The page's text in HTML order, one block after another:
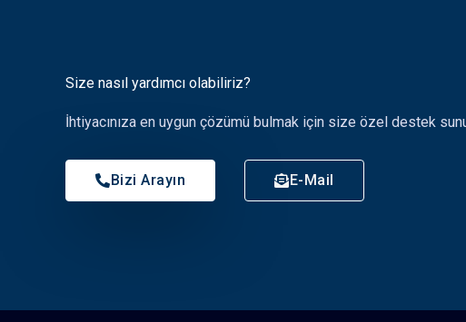
Size nasıl yardımcı olabiliriz?
İhtiyacınıza en uygun çözümü bulmak için size özel destek
Bizi Arayın E-Mail